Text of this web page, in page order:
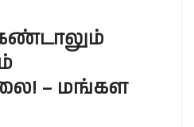
– மங்கள